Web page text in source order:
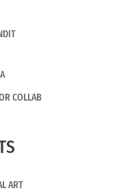
COLLAB
ART